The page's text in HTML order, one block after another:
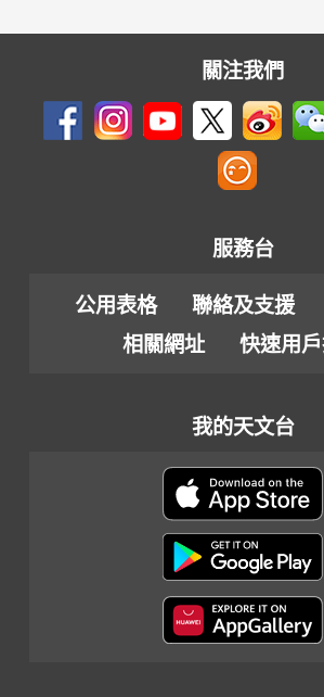
關注我們
服務台
公用表格 聯絡及支援
相關網址
快速用
我的天文台